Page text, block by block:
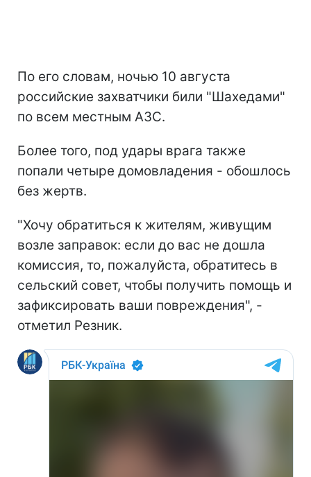
По его словам, ночью 10 августа
российские захватчики били "Шахедами"
по всем местным АЗС.
Более того, под удары врага также
попали четыре домовладения - обошлось
без жертв.
"Хочу обратиться к жителям, живущим
возле заправок: если до вас не дошла
комиссия, то, пожалуйста, обратитесь в
сельский совет, чтобы получить помощь и
зафиксировать ваши повреждения", -
отметил Резник.